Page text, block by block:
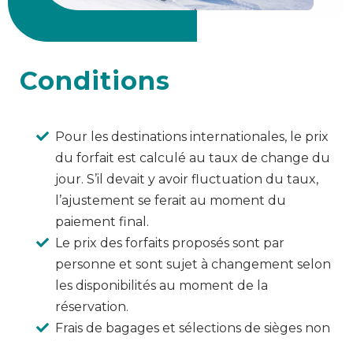
Conditions
Pour les destinations internationales, le prix
du forfait est calculé au taux de change du
jour. S’il devait y avoir fluctuation du taux,
l’ajustement se ferait au moment du
paiement final.
Le prix des forfaits proposés sont par
personne et sont sujet à changement selon
les disponibilités au moment de la
réservation.
Frais de bagages et sélections de sièges non